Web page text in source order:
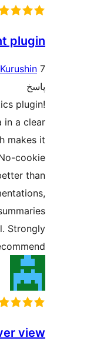
Excelent
Gennady
excellent statistics
essential data in a
format, which
websites. No-
makes it
party
Email
and useful.
solid over